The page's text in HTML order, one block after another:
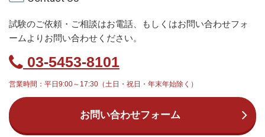
試験のご依頼・ご相談はお電話、もしくはお問い合わせフォ
ームよりお問い合わせください。
03-5453-8101
営業時間：平日9:00～17:30（土日・祝日・年末年始除く）
お問い合わせフォーム